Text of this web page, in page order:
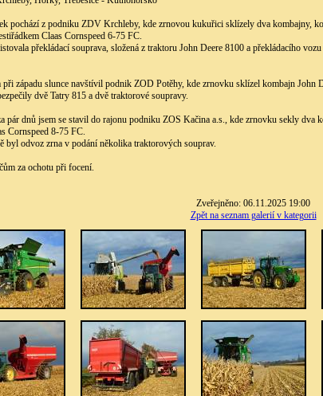
pochází z podniku ZDV Krchleby, kde zrnovou kukuřici sklízely dva kombajny,
Claas Cornspeed 6-75 FC.
překládací souprava, složená z traktoru John Deere 8100 a překládacího
při západu slunce navštívil podnik ZOD Potěhy, kde zrnovku sklízel kombajn John
dvě Tatry 815 a dvě traktorové soupravy.
pár dnů jsem se stavil do rajonu podniku ZOS Kačina a.s., kde zrnovku sekly dva
Cornspeed 8-75 FC.
byl odvoz zrna v podání několika traktorových souprav.
za ochotu při focení.
Zveřejněno: 06.11.2025 19:00
Zpět na seznam galerií v kategorii